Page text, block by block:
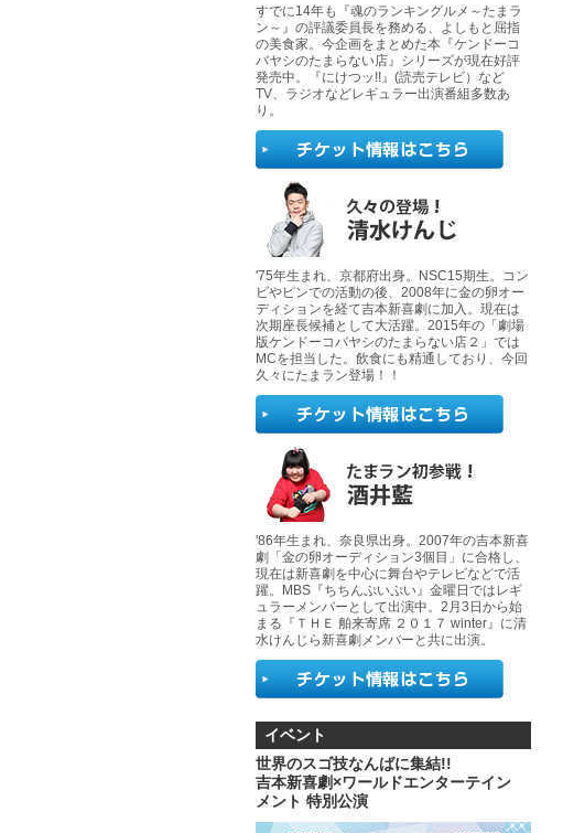
すでに14年も『魂のランキングルメ～たまラ
ン～』の評議委員長を務める、よしもと屈指
の美食家。今企画をまとめた本『ケンドーコ
バヤシのたまらない店』シリーズが現在好評
発売中。『にけつッ!!』(読売テレビ）など
TV、ラジオなどレギュラー出演番組多数あ
り。
'75年生まれ、京都府出身。NSC15期生。コン
ビやピンでの活動の後、2008年に金の卵オー
ディションを経て吉本新喜劇に加入。現在は
次期座長候補として大活躍。2015年の「劇場
版ケンドーコバヤシのたまらない店２」では
MCを担当した。飲食にも精通しており、今回
久々にたまラン登場！！
'86年生まれ、奈良県出身。2007年の吉本新喜
劇「金の卵オーディション3個目」に合格し、
現在は新喜劇を中心に舞台やテレビなどで活
躍。MBS『ちちんぷいぷい』金曜日ではレギ
ュラーメンバーとして出演中。2月3日から始
まる『ＴＨＥ 舶来寄席 ２０１７ winter』に清
水けんじら新喜劇メンバーと共に出演。
イベント
世界のスゴ技なんばに集結!!
吉本新喜劇×ワールドエンターテイン
メント 特別公演